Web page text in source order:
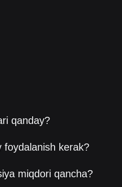
qanday?
foydalanish kerak?
miqdori qancha?